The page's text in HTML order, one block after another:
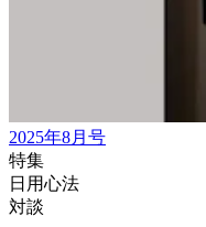
2025年8月号
特集
日用心法
対談